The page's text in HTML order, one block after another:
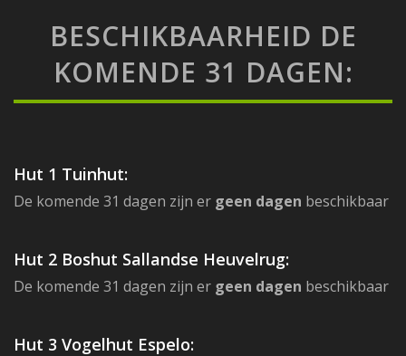
BESCHIKBAARHEID DE
KOMENDE 31 DAGEN:
Hut 1 Tuinhut:
De komende 31 dagen zijn er geen dagen beschikbaar
Hut 2 Boshut Sallandse Heuvelrug:
De komende 31 dagen zijn er geen dagen beschikbaar
Hut 3 Vogelhut Espelo: